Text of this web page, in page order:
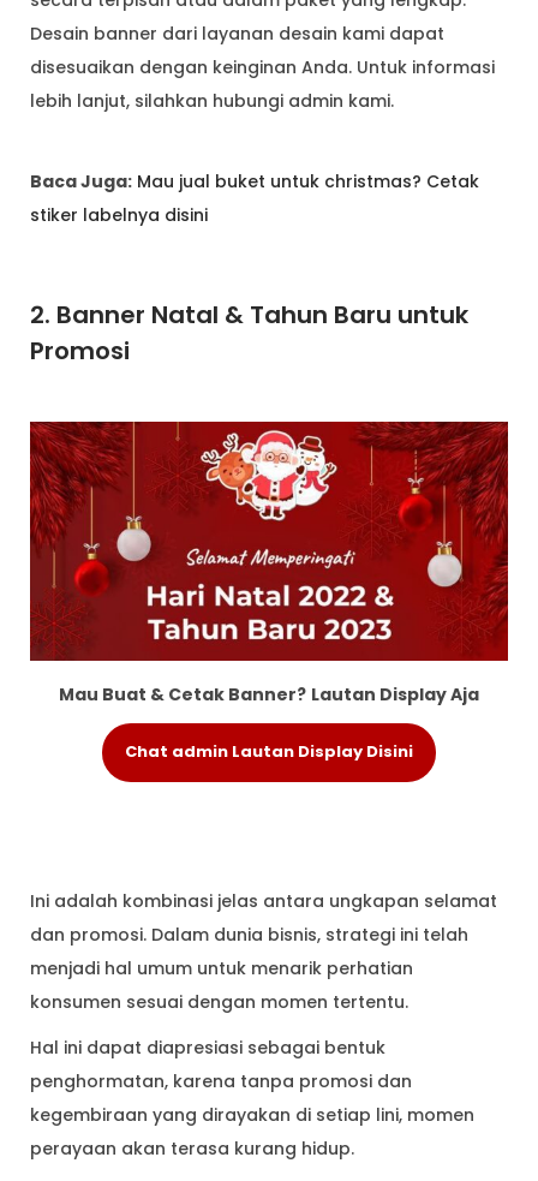
Desain banner dari layanan desain kami dapat
disesuaikan dengan keinginan Anda. Untuk informasi
lebih lanjut, silahkan hubungi admin kami.
Baca Juga: Mau jual buket untuk christmas? Cetak
stiker labelnya disini
2. Banner Natal & Tahun Baru untuk
Promosi
Mau Buat & Cetak Banner? Lautan Display Aja
Chat admin Lautan Display Disini
Ini adalah kombinasi jelas antara ungkapan selamat
dan promosi. Dalam dunia bisnis, strategi ini telah
menjadi hal umum untuk menarik perhatian
konsumen sesuai dengan momen tertentu.
Hal ini dapat diapresiasi sebagai bentuk
penghormatan, karena tanpa promosi dan
kegembiraan yang dirayakan di setiap lini, momen
perayaan akan terasa kurang hidup.